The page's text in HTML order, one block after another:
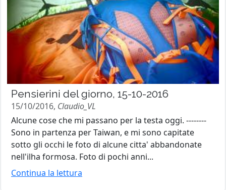
Pensierini del giorno, 15-10-2016
15/10/2016, Claudio_VL
Alcune cose che mi passano per la testa oggi. --------
Sono in partenza per Taiwan, e mi sono capitate
sotto gli occhi le foto di alcune citta' abbandonate
nell'ilha formosa. Foto di pochi anni...
Continua la lettura